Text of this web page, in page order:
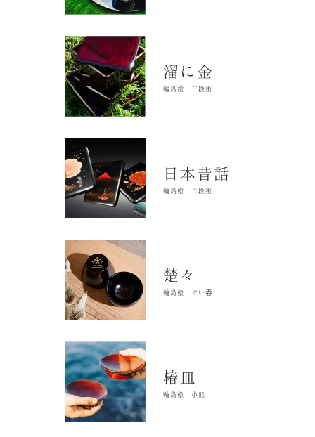
溜に金
輪島塗 三段重
日本昔話
輪島塗 二段重
楚々
輪島塗 ぐい吞
椿皿
輪島塗 小皿